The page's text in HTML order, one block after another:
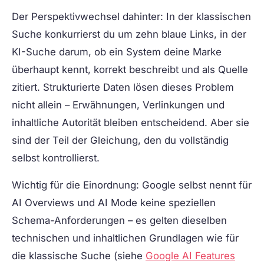
Der Perspektivwechsel dahinter: In der klassischen
Suche konkurrierst du um zehn blaue Links, in der
KI-Suche darum, ob ein System deine Marke
überhaupt kennt, korrekt beschreibt und als Quelle
zitiert. Strukturierte Daten lösen dieses Problem
nicht allein – Erwähnungen, Verlinkungen und
inhaltliche Autorität bleiben entscheidend. Aber sie
sind der Teil der Gleichung, den du vollständig
selbst kontrollierst.
Wichtig für die Einordnung: Google selbst nennt für
AI Overviews und AI Mode keine speziellen
Schema-Anforderungen – es gelten dieselben
technischen und inhaltlichen Grundlagen wie für
die klassische Suche (siehe Google AI Features